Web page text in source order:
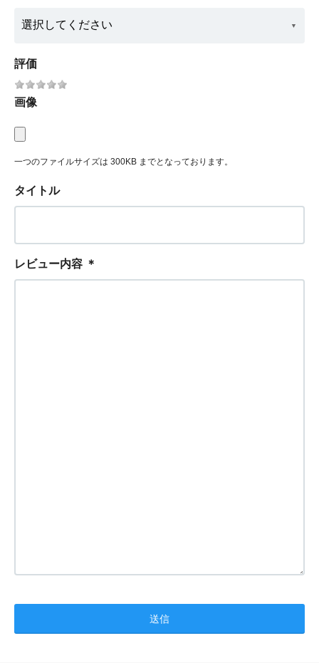
評価
画像
一つのファイルサイズは 300KB までとなっております。
タイトル
レビュー内容 ＊